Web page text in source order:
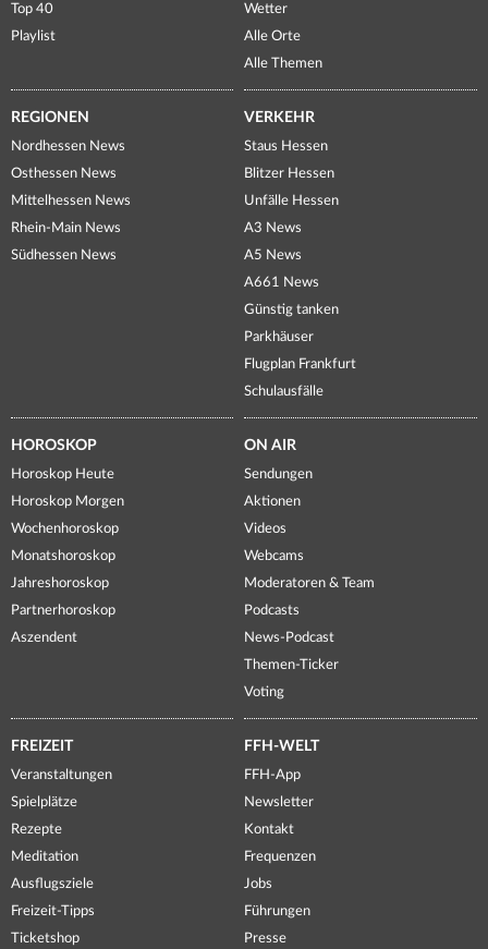
Top 40
Playlist
Wetter
Alle Orte
Alle Themen
REGIONEN
Nordhessen News
Osthessen News
Mittelhessen News
Rhein-Main News
Südhessen News
VERKEHR
Staus Hessen
Blitzer Hessen
Unfälle Hessen
A3 News
A5 News
A661 News
Günstig tanken
Parkhäuser
Flugplan Frankfurt
Schulausfälle
HOROSKOP
Horoskop Heute
Horoskop Morgen
Wochenhoroskop
Monatshoroskop
Jahreshoroskop
Partnerhoroskop
Aszendent
ON AIR
Sendungen
Aktionen
Videos
Webcams
Moderatoren & Team
Podcasts
News-Podcast
Themen-Ticker
Voting
FREIZEIT
Veranstaltungen
Spielplätze
Rezepte
Meditation
Ausflugsziele
Freizeit-Tipps
Ticketshop
FFH-WELT
FFH-App
Newsletter
Kontakt
Frequenzen
Jobs
Führungen
Presse